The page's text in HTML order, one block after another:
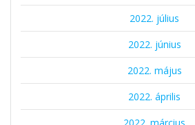
2022. július
2022. június
2022. május
2022. április